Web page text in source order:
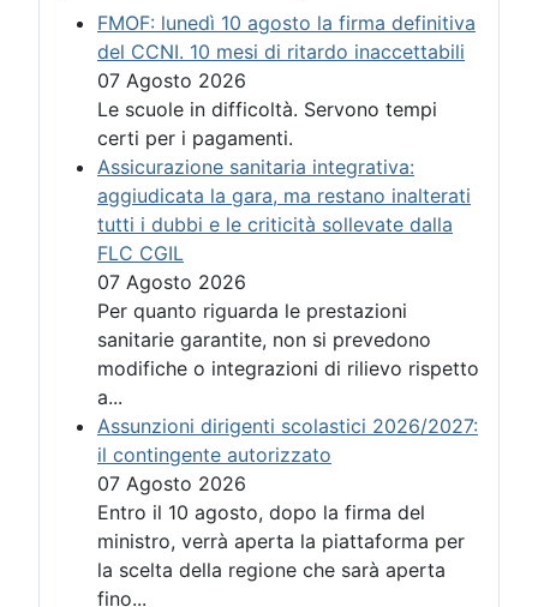
FMOF: lunedì 10 agosto la firma definitiva
del CCNI. 10 mesi di ritardo inaccettabili
07 Agosto 2026
Le scuole in difficoltà. Servono tempi
certi per i pagamenti.
Assicurazione sanitaria integrativa:
aggiudicata la gara, ma restano inalterati
tutti i dubbi e le criticità sollevate dalla
FLC CGIL
07 Agosto 2026
Per quanto riguarda le prestazioni
sanitarie garantite, non si prevedono
modifiche o integrazioni di rilievo rispetto
a...
Assunzioni dirigenti scolastici 2026/2027:
il contingente autorizzato
07 Agosto 2026
Entro il 10 agosto, dopo la firma del
ministro, verrà aperta la piattaforma per
la scelta della regione che sarà aperta
fino...